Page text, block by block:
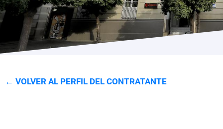
Programas
← VOLVER AL PERFIL DEL CONTRATANTE